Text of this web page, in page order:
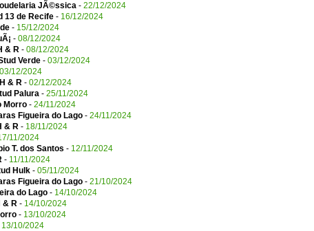
JÃ©ssica - 22/12/2024
13 de Recife - 16/12/2024
- 15/12/2024
- 08/12/2024
& R - 08/12/2024
Verde - 03/12/2024
03/12/2024
& R - 02/12/2024
Palura - 25/11/2024
Morro - 24/11/2024
Figueira do Lago - 24/11/2024
& R - 18/11/2024
11/2024
T. dos Santos - 12/11/2024
- 11/11/2024
Hulk - 05/11/2024
Figueira do Lago - 21/10/2024
do Lago - 14/10/2024
& R - 14/10/2024
- 13/10/2024
13/10/2024